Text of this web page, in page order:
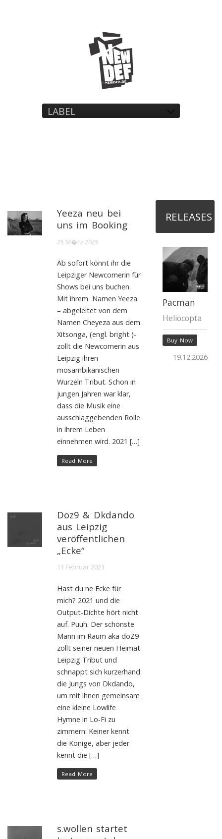
LABEL
Yeeza neu bei
uns im Booking
25 M�rz 2025
Ab sofort könnt ihr die
Leipziger Newcomerin für
Shows bei uns buchen.
Mit ihrem Namen Yeeza
– abgeleitet von dem
Namen Cheyeza aus dem
Xitsonga, (engl. bright )-
zollt die Newcomerin aus
Leipzig ihren
mosambikanischen
Wurzeln Tribut. Schon in
jungen Jahren war klar,
dass die Musik eine
ausschlaggebenden Rolle
in ihrem Leben
einnehmen wird. 2021 […]
Read More
Doz9 & Dkdando
aus Leipzig
veröffentlichen
„Ecke“
11 Februar 2021
Hast du ne Ecke für
mich? 2021 und die
Output-Dichte hört nicht
auf. Puuh. Der schönste
Mann im Raum aka doZ9
zollt seiner neuen Heimat
Leipzig Tribut und
schnappt sich kurzerhand
die Jungs von Dkdando,
um mit ihnen gemeinsam
eine kleine Lowlife
Hymne in Lo-Fi zu
zimmern: Keiner kennt
die Könige, aber jeder
kennt die […]
Read More
s.wollen startet
RELEASES
Pacman
Heliocopta
Buy Now
19.12.2026